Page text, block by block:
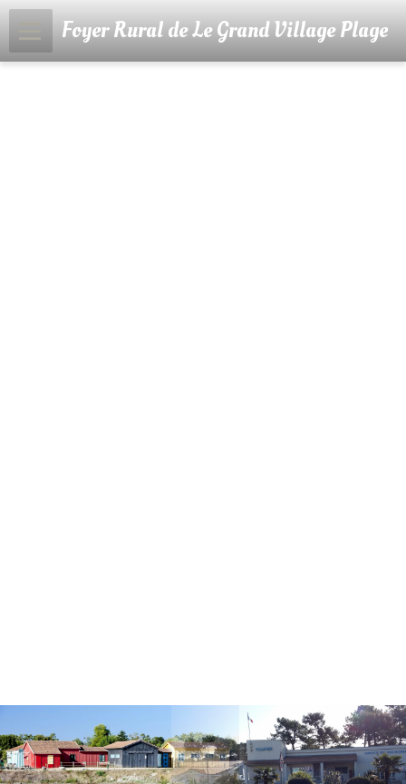
Foyer Rural de Le Grand Village Plage